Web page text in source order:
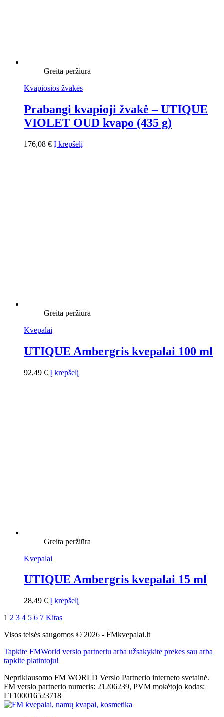
Greita peržiūra
Kvapiosios žvakės
Prabangi kvapioji žvakė – UTIQUE
VIOLET OUD kvapo (435 g)
176,08 € Į krepšelį
Greita peržiūra
Kvepalai
UTIQUE Ambergris kvepalai 100 ml
92,49 € Į krepšelį
Greita peržiūra
Kvepalai
UTIQUE Ambergris kvepalai 15 ml
28,49 € Į krepšelį
1 2 3 4 5 6 7 Kitas
Visos teisės saugomos © 2026 - FMkvepalai.lt
Tapkite FMWorld verslo partneriu arba užsakykite prekes sau arba
tapkite platintoju!
Nepriklausomo FM WORLD Verslo Partnerio interneto svetainė.
FM verslo partnerio numeris: 21206239, PVM mokėtojo kodas:
LT100016523718